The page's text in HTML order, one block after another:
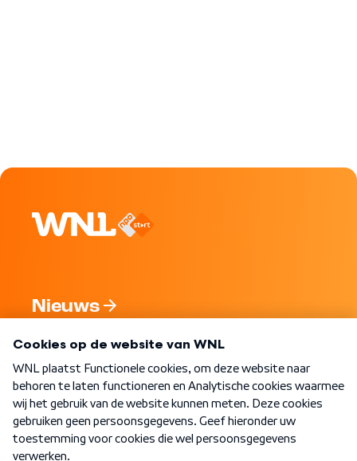
Nieuws
Nieuwsbrief
Word Lid